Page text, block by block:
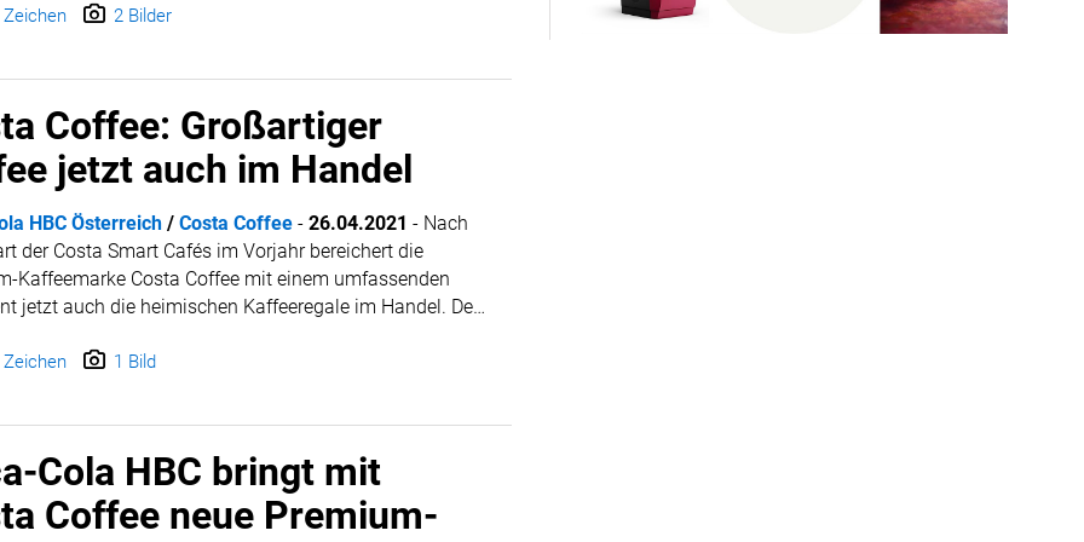
und zum Tag des Kaffees mit Gratis-
2 Bilder
Coffee: Großartiger
jetzt auch im Handel
HBC Österreich/ Costa Coffee- 26.04.2021 - Nach
der Costa Smart Cafés im Vorjahr bereichert die
Kaffeemarke Costa Coffee mit einem umfassenden
jetzt auch die heimischen Kaffeeregale im Handel. Den
daheim gibt es ab sofort in verschiedenen
24/7-Getränkeanbieter.
1 Bild
Cola HBC bringt mit
Coffee neue Premium-